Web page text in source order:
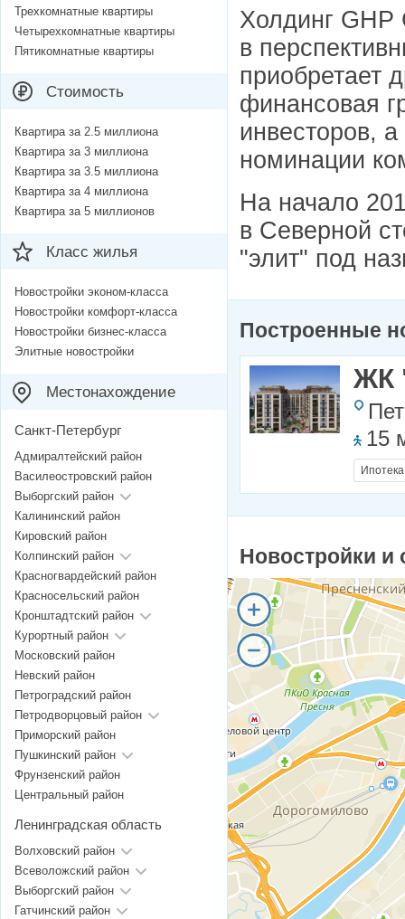
Холдинг GHP
в
приобретает
финансовая
инвесторов,
номинации
На начало
в Северной
"элит" под
Построенные
ЖК
15
Ипотека
Новостройки и
Трехкомнатные квартиры
Четырехкомнатные квартиры
Пятикомнатные квартиры
Стоимость
Квартира за 2.5 миллиона
Квартира за 3 миллиона
Квартира за 3.5 миллиона
Квартира за 4 миллиона
Квартира за 5 миллионов
Класс жилья
Новостройки эконом-класса
Новостройки комфорт-класса
Новостройки бизнес-класса
Элитные новостройки
Местонахождение
Санкт-Петербург
Адмиралтейский район
Василеостровский район
Выборгский район
Калининский район
Кировский район
Колпинский район
Красногвардейский район
Красносельский район
Кронштадтский район
Курортный район
Московский район
Невский район
Петроградский район
Петродворцовый район
Приморский район
Пушкинский район
Фрунзенский район
Центральный район
Ленинградская область
Волховский район
Всеволожский район
Выборгский район
Гатчинский район